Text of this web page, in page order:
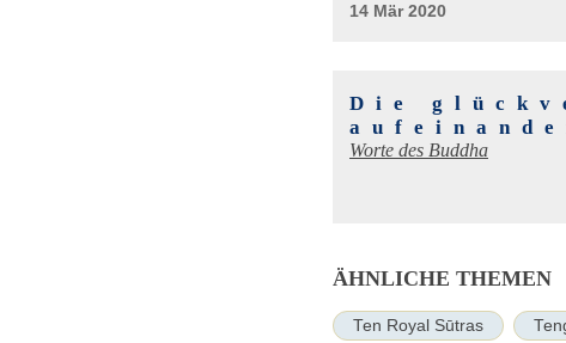
14 Mär 2020
Die
Worte des Buddha
ÄHNLICHE THEMEN
Ten Royal Sūtras